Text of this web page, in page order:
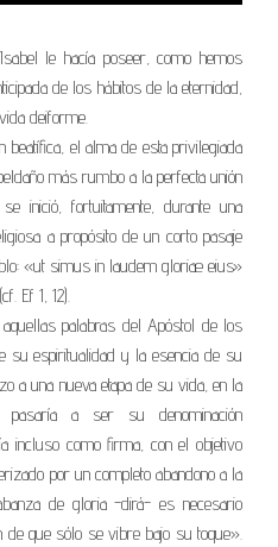
le hacía poseer, como hemos
de los hábitos de la eternidad,
deiforme.
beatífica, el alma de esta privilegiada
más rumbo a la perfecta unión
inició, fortuitamente, durante una
a propósito de un corto pasaje
«ut simus in laudem gloriæ eius»
Ef 1, 12).
palabras del Apóstol de los
su espiritualidad y la esencia de su
a una nueva etapa de su vida, en la
a ser su denominación
incluso como firma, con el objetivo
por un completo abandono a la
de gloria -dirá- es necesario
que sólo se vibre bajo su toque».